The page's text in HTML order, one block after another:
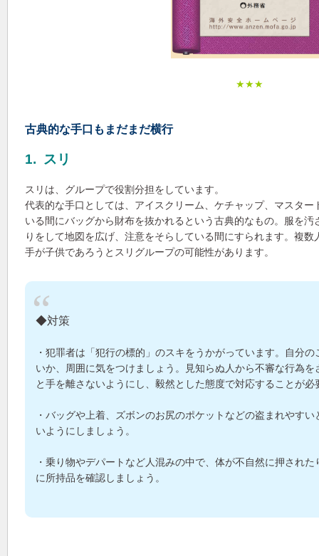
★★★
古典的な手口もまだまだ横行
1. スリ
スリは、グループで役割分担をしています。
代表的な手口としては、アイスクリーム、ケチャップ、マスタ
いる間にバッグから財布を抜かれるという古典的なもの。服を
りをして地図を広げ、注意をそらしている間にすられます。複
手が子供であろうとスリグループの可能性があります。
◆対策
・犯罪者は「犯行の標的」のスキをうかがっています。自分
いか、周囲に気をつけましょう。見知らぬ人から不審な行為
と手を離さないようにし、毅然とした態度で対応することが必
・バッグや上着、ズボンのお尻のポケットなどの盗まれやす
いようにしましょう。
・乗り物やデパートなど人混みの中で、体が不自然に押され
に所持品を確認しましょう。